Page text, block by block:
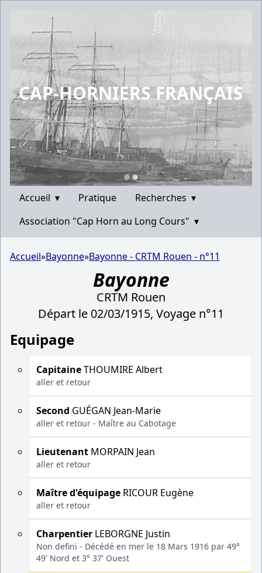
CAP-HORNIERS FRANÇAIS
Accueil ▾ Pratique Recherches ▾
Association "Cap Horn au Long Cours" ▾
Accueil»Bayonne»Bayonne - CRTM Rouen - n°11
Bayonne
CRTM Rouen
Départ le 02/03/1915, Voyage n°11
Equipage
CapitaineTHOUMIRE Albert
aller et retour
Second GUÉGAN Jean-Marie
aller et retour - Maître au Cabotage
Lieutenant MORPAIN Jean
aller et retour
Maître d'équipage RICOUR Eugène
aller et retour
Charpentier LEBORGNE Justin
Non defini - Décédé en mer le 18 Mars 1916 par 49°
49' Nord et 3° 37' Ouest